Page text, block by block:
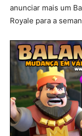
anunciar mais um
Royale para a